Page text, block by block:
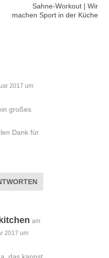
Sahne-Workout | Wir
machen Sport in der Küche
2017 um
großes
Dank für
am
2017 um
das kannst